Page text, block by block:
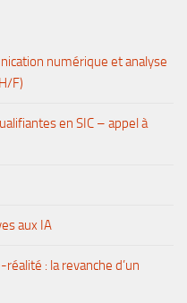
numérique et analyse
F)
en SIC – appel à
aux IA
: la revanche d’un